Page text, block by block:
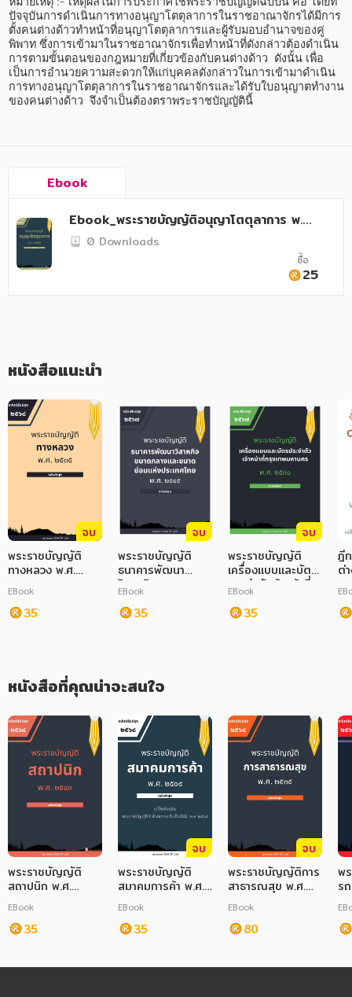
สังคม วัฒนธรรม การปกครอง ศาสนาและปรัชญา
ศาสนา และปรัชญา
กฎหมาย สัญญา ภาษี
การเงิน การลงทุน บริหาร
การเกษตร ชีววิทยา
ความรู้ทั่วไป
การ์ตูนความรู้ การ์ตูน
การ์ตูนมังงะ (Manga)
ปัจจุบันการดำเนินการทางอนุญาโตตุลาการในราชอาณาจักรได้มีการ
ตั้งคนต่างด้าวทำหน้าที่อนุญาโตตุลาการและผู้รับมอบอำนาจของคู่
พิพาท ซึ่งการเข้ามาในราชอาณาจักรเพื่อทำหน้าที่ดังกล่าวต้องดำเนิน
การตามขั้นตอนของกฎหมายที่เกี่ยวข้องกับคนต่างด้าว  ดังนั้น เพื่อ
เป็นการอำนวยความสะดวกให้แก่บุคคลดังกล่าวในการเข้ามาดำเนิน
การทางอนุญาโตตุลาการในราชอาณาจักรและได้รับใบอนุญาตทำงาน
ของคนต่างด้าว  จึงจำเป็นต้องตราพระราชบัญญัตินี้
Ebook
Ebook_พระราชบัญญัติอนุญาโตตุลาการ พ.ศ.
๒๕๔๕0 Downloads
ซื้อ
25
หนังสือแนะนำ
จบ
พระราชบัญญัติ
ทางหลวง พ.ศ.
๒๕๓๕
EBook
35
จบ
พระราชบัญญัติ
ธนาคารพัฒนา
วิสาหกิจขนาดกลาง
และขนาดย่อมแห่ง
ประเทศไทย พ.ศ.
EBook
35
จบ
พระราชบัญญัติ
เครื่องแบบและบัตร
ประจำตัวเจ้าหน้าที่
กรุงเทพมหานคร
พ.ศ. ๒๕๓๐
EBook
35
ฎี
ต่
48
หนังสือที่คุณน่าจะสนใจ
พระราชบัญญัติ
สถาปนิก พ.ศ.
๒๕๔๓
EBook
35
จบ
พระราชบัญญัติ
สมาคมการค้า พ.ศ.
๒๕๐๙
EBook
35
จบ
พระราชบัญญัติการ
สาธารณสุข พ.ศ.
๒๕๓๕
EBook
80
พ
ร
๒